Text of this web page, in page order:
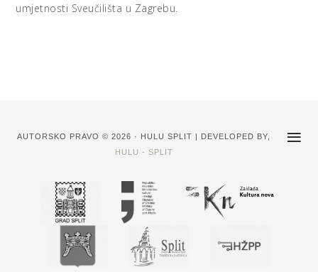
umjetnosti Sveučilišta u Zagrebu.
AUTORSKO PRAVO © 2026 · HULU SPLIT | DEVELOPED BY,
HULU - SPLIT